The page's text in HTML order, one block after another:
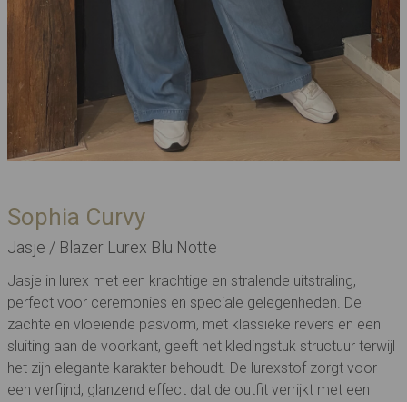
Sophia Curvy
Jasje / Blazer Lurex Blu Notte
Jasje in lurex met een krachtige en stralende uitstraling,
perfect voor ceremonies en speciale gelegenheden. De
zachte en vloeiende pasvorm, met klassieke revers en een
sluiting aan de voorkant, geeft het kledingstuk structuur terwijl
het zijn elegante karakter behoudt. De lurexstof zorgt voor
een verfijnd, glanzend effect dat de outfit verrijkt met een